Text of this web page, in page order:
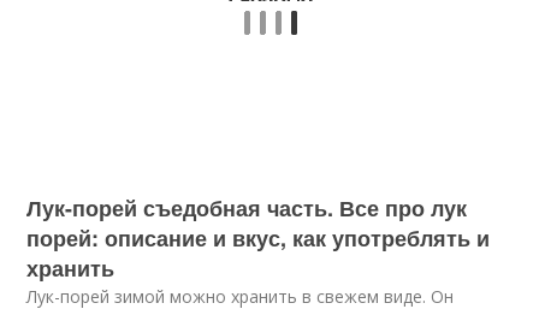
Лук-порей съедобная часть. Все про лук
порей: описание и вкус, как употреблять и
хранить
Лук-порей зимой можно хранить в свежем виде. Он